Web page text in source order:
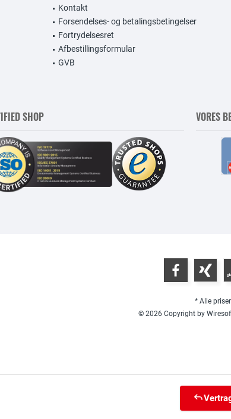
Kontakt
Forsendelses- og betalingsbetingelser
Fortrydelsesret
Afbestillingsformular
GVB
SHOP VORES
* Alle
© 2026 Copyright by